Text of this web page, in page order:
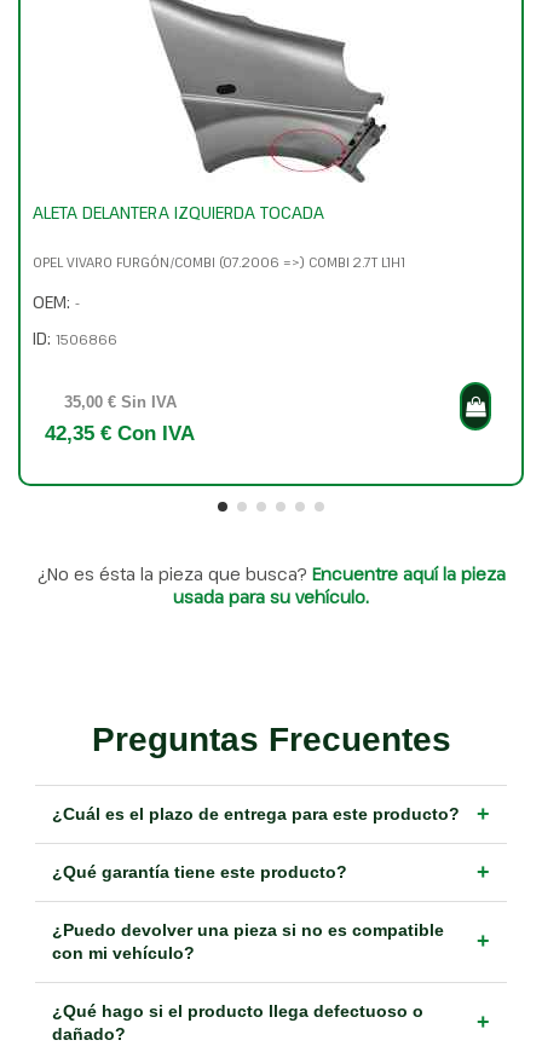
ALETA DELANTERA IZQUIERDA TOCADA
OPEL VIVARO FURGÓN/COMBI (07.2006 =>) COMBI 2.7T L1H1
OEM: -
ID: 1506866
35,00 € Sin IVA
42,35 € Con IVA
¿No es ésta la pieza que busca? Encuentre aquí la pieza
usada para su vehículo.
Preguntas Frecuentes
¿Cuál es el plazo de entrega para este producto? +
¿Qué garantía tiene este producto? +
¿Puedo devolver una pieza si no es compatible
con mi vehículo?
+
¿Qué hago si el producto llega defectuoso o
dañado?
+